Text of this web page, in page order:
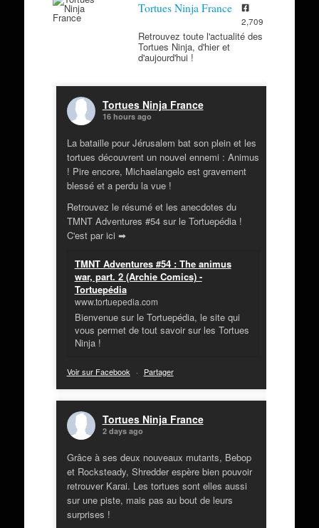
Tortues Ninja France
2,709
Retrouvez toute l'actualité des
Tortues Ninja, d'hier et
d'aujourd'hui !
Tortues Ninja France
16 hours ago
La bataille pour Jérusalem bat son plein et les
tortues découvrent un nouvel ennemi : Animus
! Pire encore, Michaelangelo est gravement
blessé et a perdu la vue !
Retrouvez le résumé et les anecdotes du
TMNT Adventures #54 sur le Tortuepédia !
C'est par ici ➡
TMNT Adventures #54 : The animus
war, part. 2 (Archie Comics) -
Tortuepédia
www.tortuepedia.com
Bienvenue sur le Tortuepédia, le site qui
vous permet de tout savoir sur les Tortues
Ninja !
Voir sur Facebook · Partager
Tortues Ninja France
2 days ago
Grâce à ses deux nouveaux mutants, Bebop
et Rocksteady, Shredder espère bien pouvoir
retrouver Karai. Les tortues sont elles aussi
sur une piste, mais pas au bout de leurs
surprises !